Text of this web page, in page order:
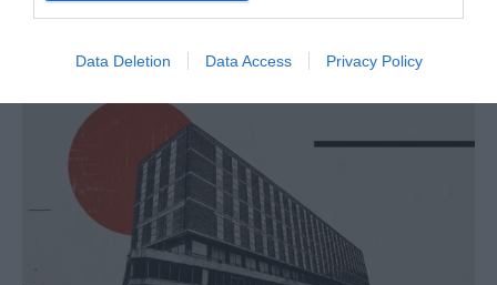
Data Deletion Data Access Privacy Policy
5 Agosto 2026